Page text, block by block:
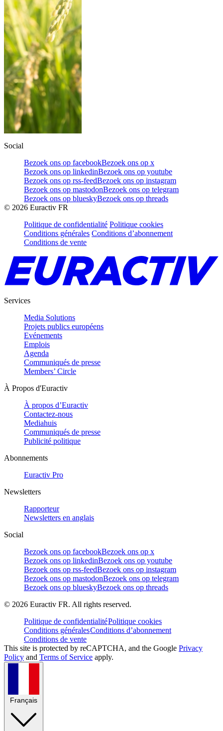
Social
Bezoek ons op facebookBezoek ons op x
Bezoek ons op linkedinBezoek ons op youtube
Bezoek ons op rss-feedBezoek ons op instagram
Bezoek ons op mastodonBezoek ons op telegram
Bezoek ons op blueskyBezoek ons op threads
© 2026 Euractiv FR
Politique de confidentialité Politique cookies
Conditions générales Conditions d’abonnement
Conditions de vente
Services
Media Solutions
Projets publics européens
Evénements
Emplois
Agenda
Communiqués de presse
Members’ Circle
À Propos d'Euractiv
À propos d’Euractiv
Contactez-nous
Mediahuis
Communiqués de presse
Publicité politique
Abonnements
Euractiv Pro
Newsletters
Rapporteur
Newsletters en anglais
Social
Bezoek ons op facebookBezoek ons op x
Bezoek ons op linkedinBezoek ons op youtube
Bezoek ons op rss-feedBezoek ons op instagram
Bezoek ons op mastodonBezoek ons op telegram
Bezoek ons op blueskyBezoek ons op threads
© 2026 Euractiv FR. All rights reserved.
Politique de confidentialitéPolitique cookies
Conditions généralesConditions d’abonnement
Conditions de vente
This site is protected by reCAPTCHA, and the Google Privacy
Policy and Terms of Service apply.
Français